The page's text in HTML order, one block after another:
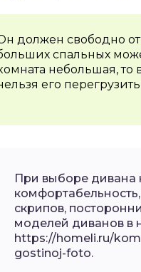
должен свободно
спальных
небольшая, то
его
При выборе дивана
скрипов,
моделей диванов в
https://homeli.ru/
gostinoj-foto.